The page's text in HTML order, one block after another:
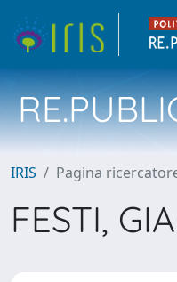
IRIS Pagina
FESTI,